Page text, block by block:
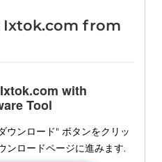
Ixtok.com from
with
Tool
ウンロード" ボタンをクリッ
ロードページに進みます.